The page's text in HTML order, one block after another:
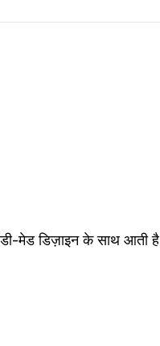
मेड डिज़ाइन के साथ आती है